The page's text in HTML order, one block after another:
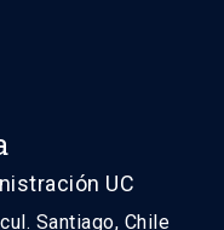
UC
Santiago, Chile